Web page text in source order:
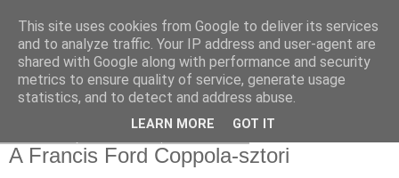
A Francis Ford Coppola-sztori
This site uses cookies from Google to deliver its services
and to analyze traffic. Your IP address and user-agent are
shared with Google along with performance and security
metrics to ensure quality of service, generate usage
statistics, and to detect and address abuse.
LEARN MORE GOT IT